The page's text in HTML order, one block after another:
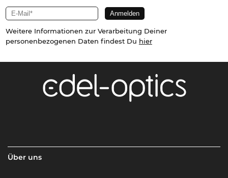
Weitere Informationen zur Verarbeitung Deiner
personenbezogenen Daten findest Du hier
Über uns